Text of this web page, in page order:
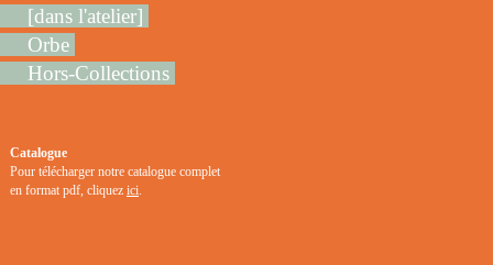
[dans l'atelier]
Orbe
Hors-Collections
Catalogue
Pour télécharger notre catalogue complet
en format pdf, cliquez ici